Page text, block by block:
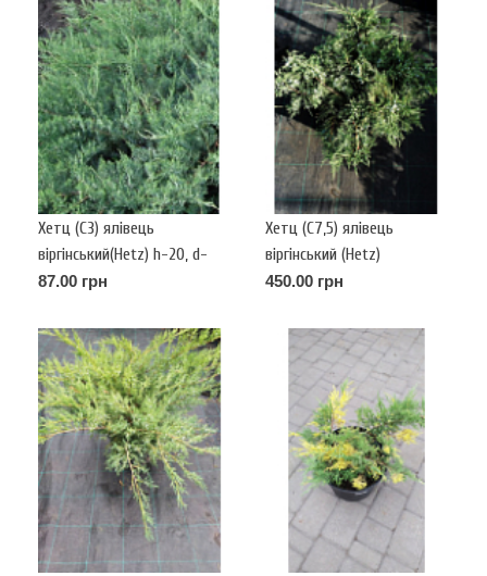
Хетц (C3) ялівець
віргінський(Hetz) h-20, d-
25
87.00 грн
Хетц (С7,5) ялівець
віргінський (Hetz)
450.00 грн